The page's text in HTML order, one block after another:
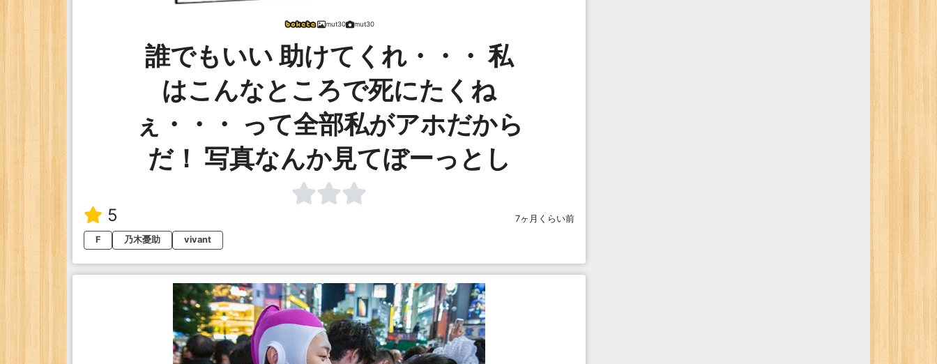
mut30 mut30
誰でもいい 助けてくれ・・・ 私
はこんなところで死にたくね
ぇ・・・ って全部私がアホだから
だ！ 写真なんか見てぼーっとし
5
7ヶ月くらい前
F
乃木憂助 vivant